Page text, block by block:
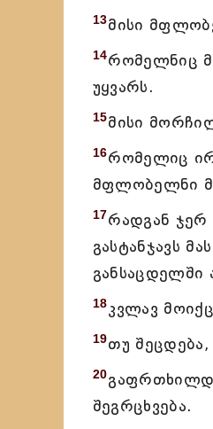
13მისი
14რომელნიც
უყვარს.
15მისი
16რომელიც
მფლობელნი
17რადგან ჯერ
გასტანჯავს
განსაცდელში
18კვლავ
19თუ შეცდება,
20
შეგრცხვება.